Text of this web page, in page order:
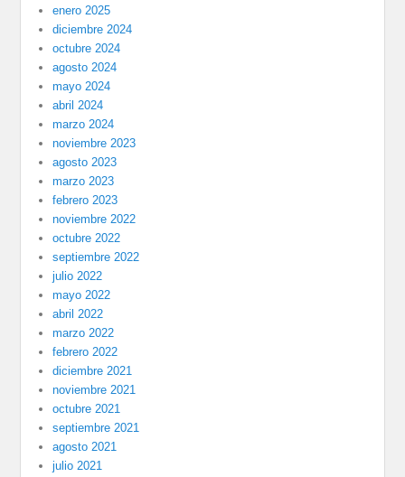
enero 2025
diciembre 2024
octubre 2024
agosto 2024
mayo 2024
abril 2024
marzo 2024
noviembre 2023
agosto 2023
marzo 2023
febrero 2023
noviembre 2022
octubre 2022
septiembre 2022
julio 2022
mayo 2022
abril 2022
marzo 2022
febrero 2022
diciembre 2021
noviembre 2021
octubre 2021
septiembre 2021
agosto 2021
julio 2021